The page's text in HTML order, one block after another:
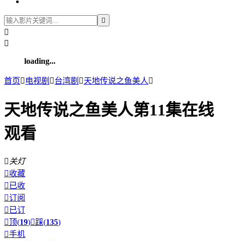



loading...
首页 电视剧 台湾剧 天地传说之鱼美人 
天地传说之鱼美人第11集在线
观看
 关灯
收藏
已收
订阅
已订
顶(19)踩(135)
手机